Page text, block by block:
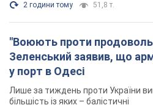
2 години тому 51,8 т.
"Воюють проти
Зеленський заявив, що
у порт в Одесі
Лише за тиждень проти України
більшість із яких – балістичні